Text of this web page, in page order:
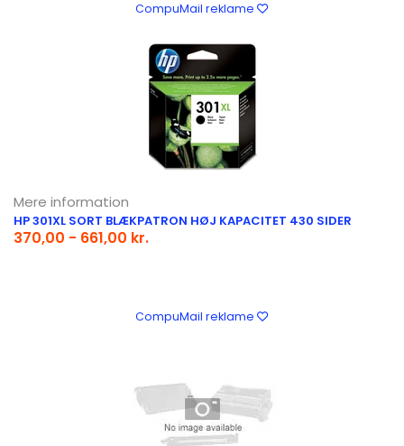
CompuMail reklame
Mere information
HP 301XL SORT BLÆKPATRON HØJ KAPACITET 430 SIDER
370,00 - 661,00 kr.
CompuMail reklame